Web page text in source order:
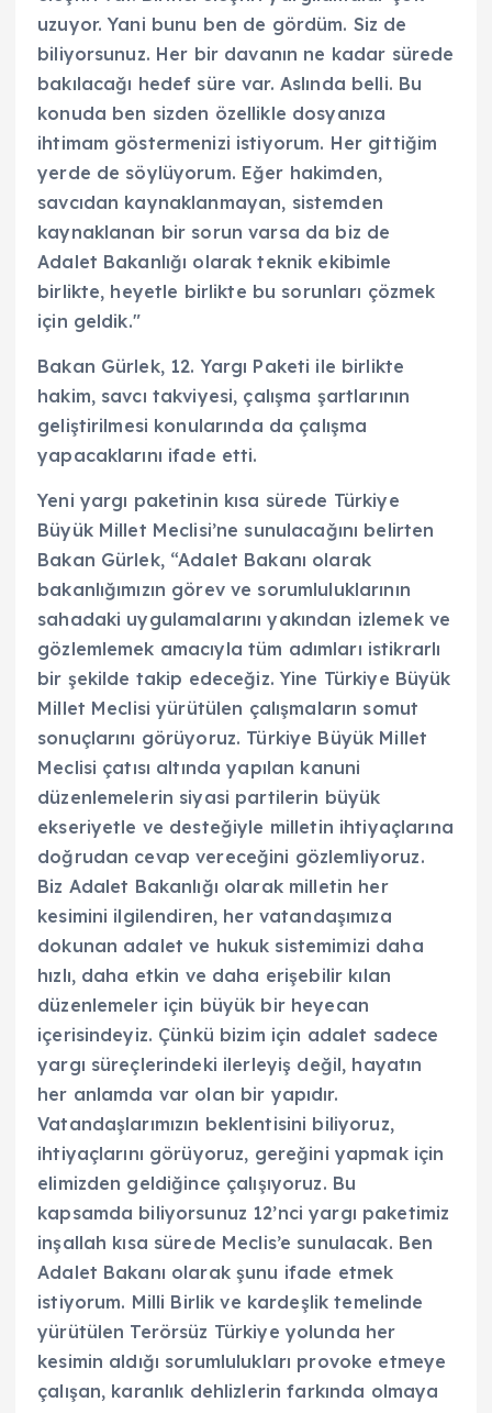
uzuyor. Yani bunu ben de gördüm. Siz de
biliyorsunuz. Her bir davanın ne kadar sürede
bakılacağı hedef süre var. Aslında belli. Bu
konuda ben sizden özellikle dosyanıza
ihtimam göstermenizi istiyorum. Her gittiğim
yerde de söylüyorum. Eğer hakimden,
savcıdan kaynaklanmayan, sistemden
kaynaklanan bir sorun varsa da biz de
Adalet Bakanlığı olarak teknik ekibimle
birlikte, heyetle birlikte bu sorunları çözmek
için geldik."
Bakan Gürlek, 12. Yargı Paketi ile birlikte
hakim, savcı takviyesi, çalışma şartlarının
geliştirilmesi konularında da çalışma
yapacaklarını ifade etti.
Yeni yargı paketinin kısa sürede Türkiye
Büyük Millet Meclisi’ne sunulacağını belirten
Bakan Gürlek, “Adalet Bakanı olarak
bakanlığımızın görev ve sorumluluklarının
sahadaki uygulamalarını yakından izlemek ve
gözlemlemek amacıyla tüm adımları istikrarlı
bir şekilde takip edeceğiz. Yine Türkiye Büyük
Millet Meclisi yürütülen çalışmaların somut
sonuçlarını görüyoruz. Türkiye Büyük Millet
Meclisi çatısı altında yapılan kanuni
düzenlemelerin siyasi partilerin büyük
ekseriyetle ve desteğiyle milletin ihtiyaçlarına
doğrudan cevap vereceğini gözlemliyoruz.
Biz Adalet Bakanlığı olarak milletin her
kesimini ilgilendiren, her vatandaşımıza
dokunan adalet ve hukuk sistemimizi daha
hızlı, daha etkin ve daha erişebilir kılan
düzenlemeler için büyük bir heyecan
içerisindeyiz. Çünkü bizim için adalet sadece
yargı süreçlerindeki ilerleyiş değil, hayatın
her anlamda var olan bir yapıdır.
Vatandaşlarımızın beklentisini biliyoruz,
ihtiyaçlarını görüyoruz, gereğini yapmak için
elimizden geldiğince çalışıyoruz. Bu
kapsamda biliyorsunuz 12’nci yargı paketimiz
inşallah kısa sürede Meclis’e sunulacak. Ben
Adalet Bakanı olarak şunu ifade etmek
istiyorum. Milli Birlik ve kardeşlik temelinde
yürütülen Terörsüz Türkiye yolunda her
kesimin aldığı sorumlulukları provoke etmeye
çalışan, karanlık dehlizlerin farkında olmaya